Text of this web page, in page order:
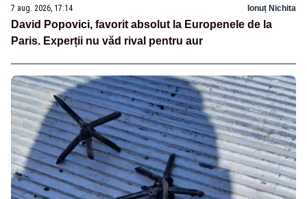
7 aug. 2026, 17:14 Ionuț Nichita
David Popovici, favorit absolut la Europenele de la
Paris. Experții nu văd rival pentru aur